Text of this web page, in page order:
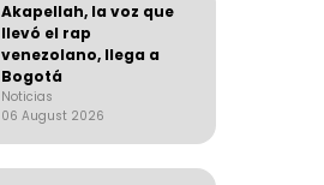
Akapellah, la voz que
llevó el rap
venezolano, llega a
Bogotá
Noticias
06 August 2026